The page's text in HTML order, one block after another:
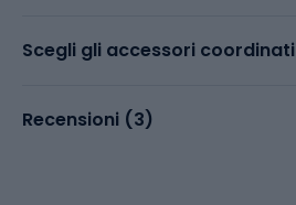
Scegli gli accessori coordinati
Recensioni (3)